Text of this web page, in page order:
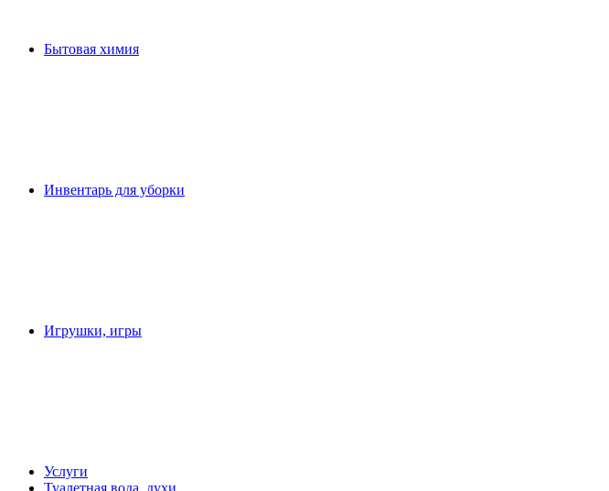
Бытовая химия
Инвентарь для уборки
Игрушки, игры
Услуги
Туалетная вода, духи